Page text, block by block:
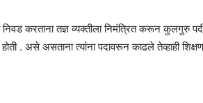
करताना तज्ञ व्यक्तीला निमंत्रित करून कुलगुरु
. असे असताना त्यांना पदावरून काढले तेव्हाही